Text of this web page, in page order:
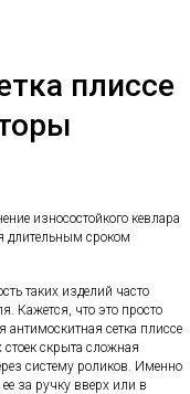
плиссе
износостойкого кевлара
длительным сроком
таких изделий часто
Кажется, что это просто
сетка плиссе
стоек скрыта сложная
систему роликов. Именно
ее за ручку вверх или в